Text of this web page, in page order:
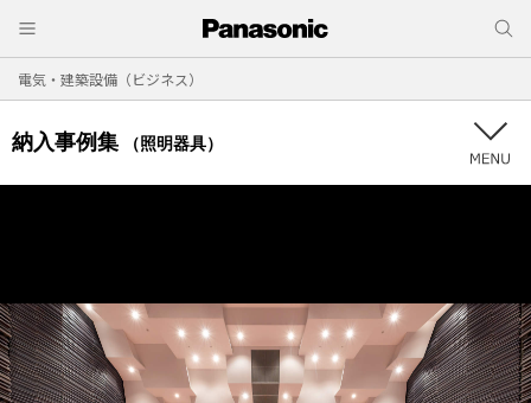
電気・建築設備（ビジネス）
納入事例集 （照明器具）